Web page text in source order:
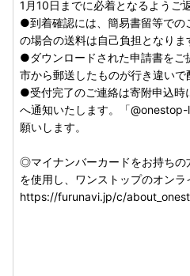
ーまでご連絡くださいますよう
■偽サイトにご注意ください！
寒河江市のふるさと納税サイト
発見されております。
インターネットからご寄附の際
すようお願いいたします。
■個人情報について■
お寄せいただいた個人情報は、
1月10日までに必着となるようご
●到着確認には、簡易書留等での
の場合の送料は自己負担となりま
●ダウンロードされた申請書をご
市から郵送したものが行き違いで
●受付完了のご連絡は寄附申込時
へ通知いたします。「
願いします。
◎マイナンバーカードをお持ちの
を使用し、ワンストップのオンラ
https://furunavi.jp/c/